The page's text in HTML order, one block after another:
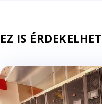
EZ IS ÉRDEKELHET